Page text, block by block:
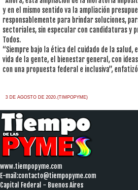
y en el mismo sentido va la ampliación
responsablemente para brindar soluciones,
sectoriales, sin especular con candidaturas y
Todos.
“Siempre bajo la ética del cuidado de la
vida de la gente, el bienestar general, con
con una propuesta federal e inclusiva”,
3 DE AGOSTO DE 2020.(TIMPOPYME)
www.tiempopyme.com
E-mail:contacto@tiempopyme.com
Capital Federal - Buenos Aires